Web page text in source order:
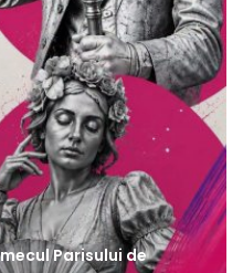
Parisului de